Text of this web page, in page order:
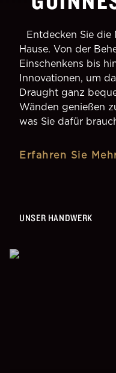
Entdecken Sie die
Hause. Von der
Einschenkens bis
Innovationen, um
Draught ganz
Wänden genießen
was Sie dafür
Erfahren Sie
UNSER HANDWERK